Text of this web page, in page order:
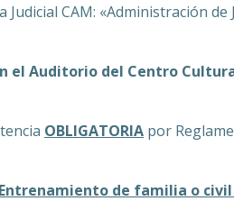
Judicial CAM: «Administración de
el Auditorio del Centro
OBLIGATORIA por
de familia o